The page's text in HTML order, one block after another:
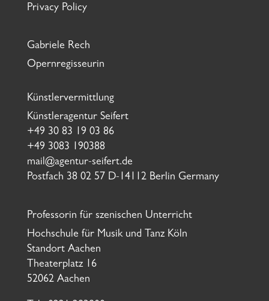
Privacy Policy
Gabriele Rech
Opernregisseurin
Künstlervermittlung
Künstleragentur Seifert
+49 30 83 19 03 86
+49 3083 190388
mail@agentur-seifert.de
Postfach 38 02 57 D-14112 Berlin Germany
Professorin für szenischen Unterricht
Hochschule für Musik und Tanz Köln
Standort Aachen
Theaterplatz 16
52062 Aachen